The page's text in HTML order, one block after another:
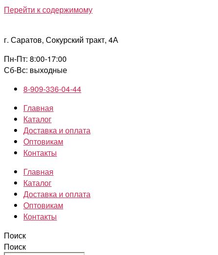
Перейти к содержимому
г. Саратов, Сокурский тракт, 4А
Пн-Пт: 8:00-17:00
Сб-Вс: выходные
8-909-336-04-44
Главная
Каталог
Доставка и оплата
Оптовикам
Контакты
Главная
Каталог
Доставка и оплата
Оптовикам
Контакты
Поиск
Поиск